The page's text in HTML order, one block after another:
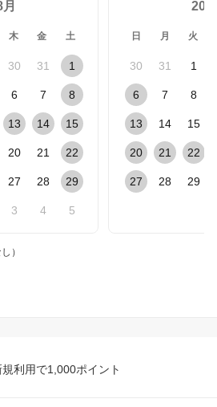
木 金 土
30 31 1
6 7 8
13 14 15
20 21 22
27 28 29
3 4 5
日 月 火
30 31 1
6 7 8
13 14 15
20 21 22
27 28 29
）
利用で1,000ポイント